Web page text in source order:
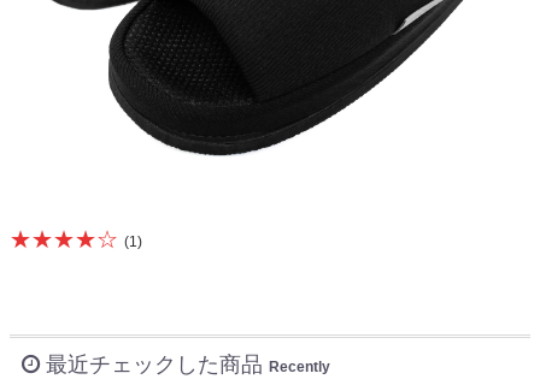
★★★★☆ (1)
最近チェックした商品 Recently